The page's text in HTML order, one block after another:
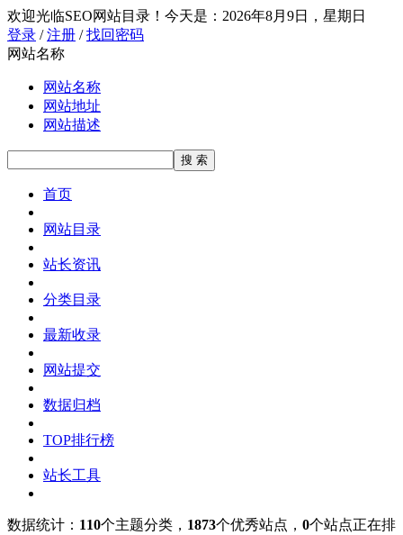
欢迎光临SEO网站目录！ 今天是：2026年8月9日，星期日
登录 /注册 /找回密码
网站名称
网站名称
网站地址
网站描述
首页
网站目录
站长资讯
分类目录
最新收录
网站提交
数据归档
TOP排行榜
站长工具
数据统计： 110个主题分类， 1873个优秀站点， 0个站点正在排